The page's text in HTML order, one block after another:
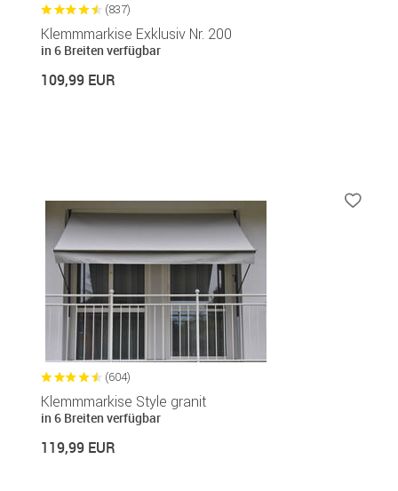
(837)
Klemmmarkise Exklusiv Nr. 200
in 6 Breiten verfügbar
109,99 EUR
(604)
Klemmmarkise Style granit
in 6 Breiten verfügbar
119,99 EUR